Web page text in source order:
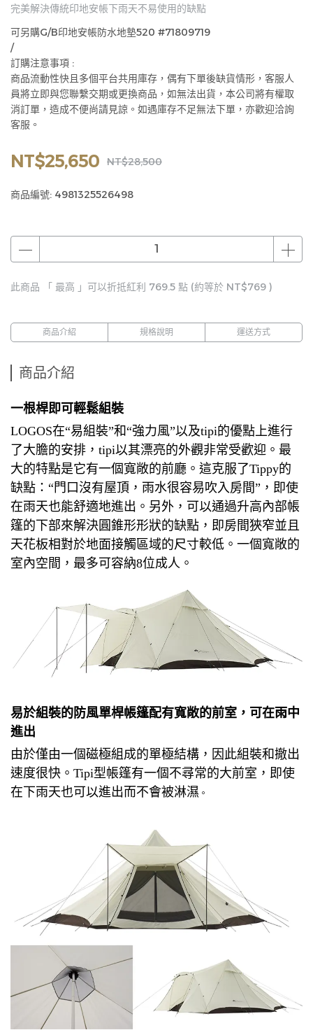
完美解決傳統印地安帳下雨天不易使用的缺點
可另購G/B印地安帳防水地墊520 #71809719
/
訂購注意事項 :
商品流動性快且多個平台共用庫存，偶有下單後缺貨情形，客服人
員將立即與您聯繫交期或更換商品，如無法出貨，本公司將有權取
消訂單，造成不便尚請見諒。如遇庫存不足無法下單，亦歡迎洽詢
客服。
NT$25,650 NT$28,500
商品編號: 4981325526498
此商品 「 最高 」可以折抵紅利 769.5 點 (約等於 NT$769 )
商品介紹 規格說明 運送方式
商品介紹
一根桿即可輕鬆組裝
LOGOS在“易組裝”和“強力風”以及tipi的優點上進行
了大膽的安排，tipi以其漂亮的外觀非常受歡迎。 最
大的特點是它有一個寬敞的前廳。 這克服了Tippy的
缺點：“門口沒有屋頂，雨水很容易吹入房間”，即使
在雨天也能舒適地進出。 另外，可以通過升高內部帳
篷的下部來解決圓錐形形狀的缺點，即房間狹窄並且
天花板相對於地面接觸區域的尺寸較低。 一個寬敞的
室內空間，最多可容納8位成人。
易於組裝的防風單桿帳篷配有寬敞的前室，可在雨中
進出
由於僅由一個磁極組成的單極結構，因此組裝和撤出
速度很快。 Tipi型帳篷有一個不尋常的大前室，即使
在下雨天也可以進出而不會被淋濕 。